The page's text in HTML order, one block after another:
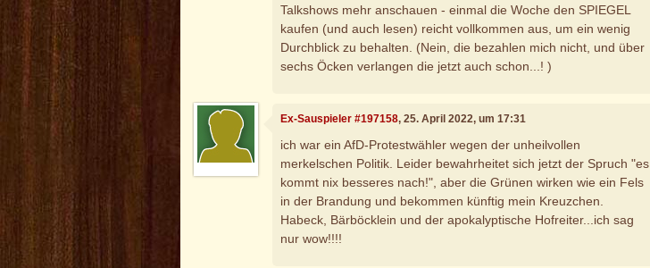
Talkshows mehr anschauen - einmal die Woche den SPIEGEL
kaufen (und auch lesen) reicht vollkommen aus, um ein wenig
Durchblick zu behalten. (Nein, die bezahlen mich nicht, und über
sechs Öcken verlangen die jetzt auch schon...! )
Ex-Sauspieler #197158, 25. April 2022, um 17:31
ich war ein AfD-Protestwähler wegen der unheilvollen
merkelschen Politik. Leider bewahrheitet sich jetzt der Spruch "es
kommt nix besseres nach!", aber die Grünen wirken wie ein Fels
in der Brandung und bekommen künftig mein Kreuzchen.
Habeck, Bärböcklein und der apokalyptische Hofreiter...ich sag
nur wow!!!!